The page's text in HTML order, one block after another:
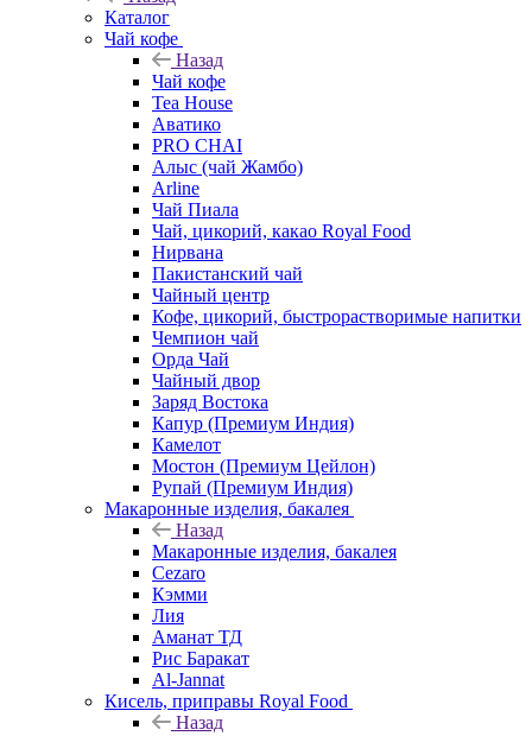
Каталог
Чай кофе
Назад
Чай кофе
Tea House
Аватико
PRO CHAI
Алыс (чай Жамбо)
Arline
Чай Пиала
Чай, цикорий, какао Royal Food
Нирвана
Пакистанский чай
Чайный центр
Кофе, цикорий, быстрорастворимые напитки
Чемпион чай
Орда Чай
Чайный двор
Заряд Востока
Капур (Премиум Индия)
Камелот
Мостон (Премиум Цейлон)
Рупай (Премиум Индия)
Макаронные изделия, бакалея
Назад
Макаронные изделия, бакалея
Cezaro
Кэмми
Лия
Аманат ТД
Рис Баракат
Al-Jannat
Кисель, приправы Royal Food
Назад